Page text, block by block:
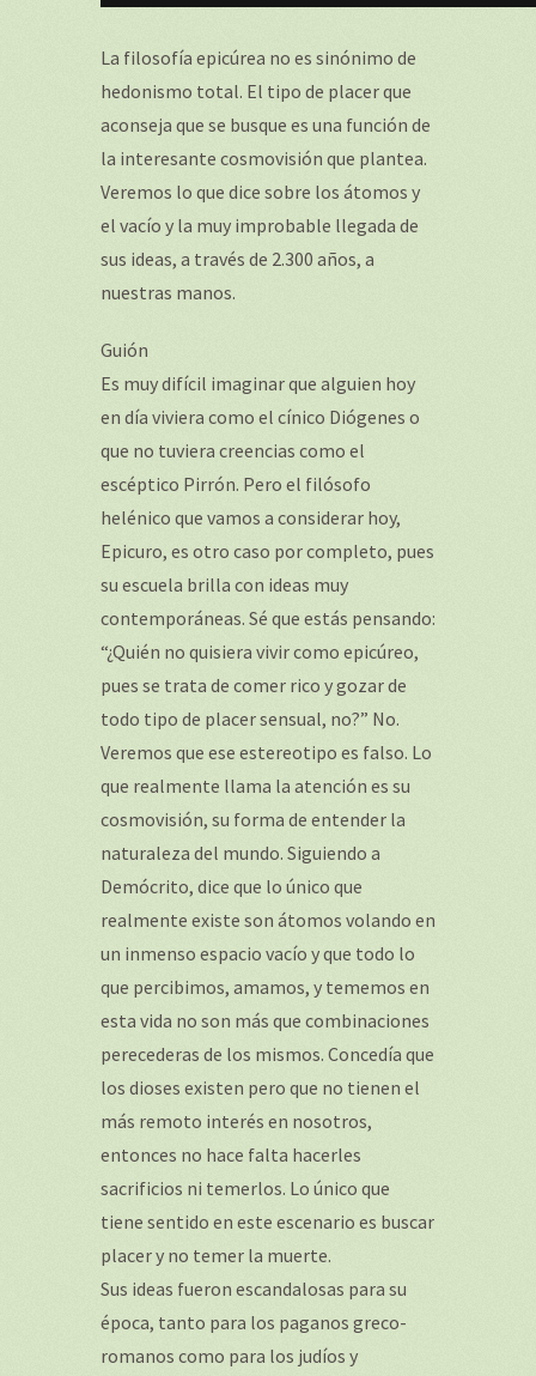
La filosofía epicúrea no es sinónimo de
hedonismo total. El tipo de placer que
aconseja que se busque es una función de
la interesante cosmovisión que plantea.
Veremos lo que dice sobre los átomos y
el vacío y la muy improbable llegada de
sus ideas, a través de 2.300 años, a
nuestras manos.
Guión
Es muy difícil imaginar que alguien hoy
en día viviera como el cínico Diógenes o
que no tuviera creencias como el
escéptico Pirrón. Pero el filósofo
helénico que vamos a considerar hoy,
Epicuro, es otro caso por completo, pues
su escuela brilla con ideas muy
contemporáneas. Sé que estás pensando:
“¿Quién no quisiera vivir como epicúreo,
pues se trata de comer rico y gozar de
todo tipo de placer sensual, no?” No.
Veremos que ese estereotipo es falso. Lo
que realmente llama la atención es su
cosmovisión, su forma de entender la
naturaleza del mundo. Siguiendo a
Demócrito, dice que lo único que
realmente existe son átomos volando en
un inmenso espacio vacío y que todo lo
que percibimos, amamos, y tememos en
esta vida no son más que combinaciones
perecederas de los mismos. Concedía que
los dioses existen pero que no tienen el
más remoto interés en nosotros,
entonces no hace falta hacerles
sacrificios ni temerlos. Lo único que
tiene sentido en este escenario es buscar
placer y no temer la muerte.
Sus ideas fueron escandalosas para su
época, tanto para los paganos greco-
romanos como para los judíos y